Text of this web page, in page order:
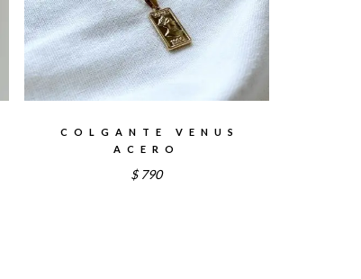
COLGANTE VENUS
ACERO
$ 790